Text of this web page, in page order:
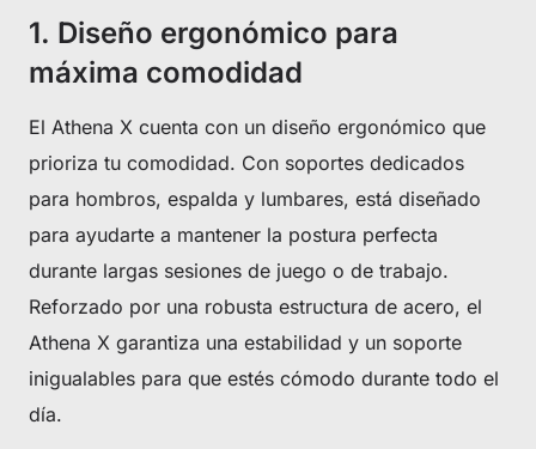
1. Diseño ergonómico para
máxima comodidad
El Athena X cuenta con un diseño ergonómico que
prioriza tu comodidad. Con soportes dedicados
para hombros, espalda y lumbares, está diseñado
para ayudarte a mantener la postura perfecta
durante largas sesiones de juego o de trabajo.
Reforzado por una robusta estructura de acero, el
Athena X garantiza una estabilidad y un soporte
inigualables para que estés cómodo durante todo el
día.